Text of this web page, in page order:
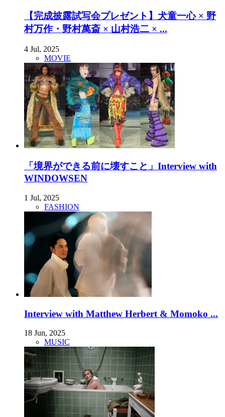
【完成披露試写会プレゼント】犬童一心 × 野
村万作・野村萬斎 × 山村浩二 × ...
4 Jul, 2025
MOVIE
「境界ができる前に壊すこと」Interview with
WINDOWSEN
1 Jul, 2025
FASHION
Interview with Matthew Herbert & Momoko ...
18 Jun, 2025
MUSIC